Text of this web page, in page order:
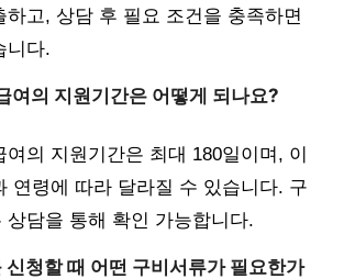
하고, 상담 후 필요 조건을 충족하면
니다.
여의 지원기간은 어떻게 되나요?
여의 지원기간은 최대 180일이며, 이
연령에 따라 달라질 수 있습니다. 구
상담을 통해 확인 가능합니다.
신청할 때 어떤 구비서류가 필요한가